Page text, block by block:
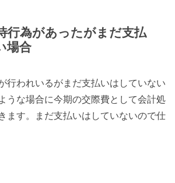
行為があったがまだ支払
場合
行われいるがまだ支払いはしていない
うな場合に今期の交際費として会計処
ます。まだ支払いはしていないので仕